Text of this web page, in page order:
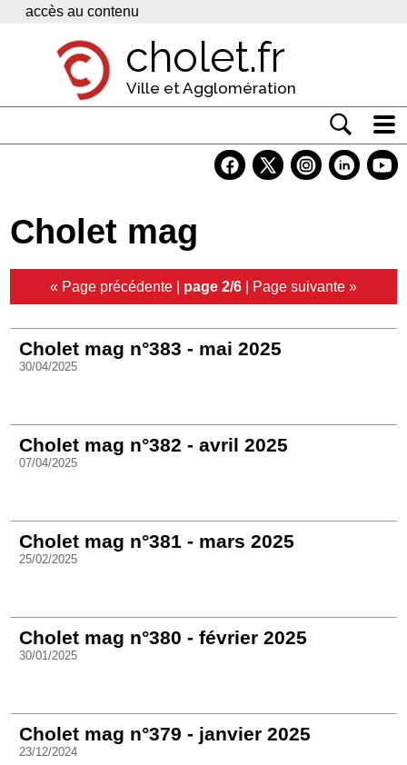
Panneau de gestion des cookies
accès au contenu
cholet.fr
Ville et Agglomération
Economie
Services
Cholet mag
« Page précédente | page 2/6 | Page suivante »
Cholet mag n°383 - mai 2025
30/04/2025
Cholet mag n°382 - avril 2025
07/04/2025
Cholet mag n°381 - mars 2025
25/02/2025
Cholet mag n°380 - février 2025
30/01/2025
Cholet mag n°379 - janvier 2025
23/12/2024